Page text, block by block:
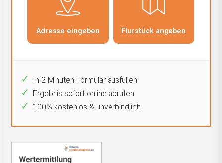
In 2 Minuten Formular ausfüllen
Ergebnis sofort online abrufen
100% kostenlos & unverbindlich